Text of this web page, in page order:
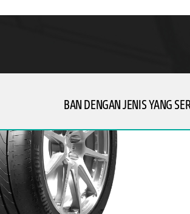
BAN DENGAN JENIS YANG